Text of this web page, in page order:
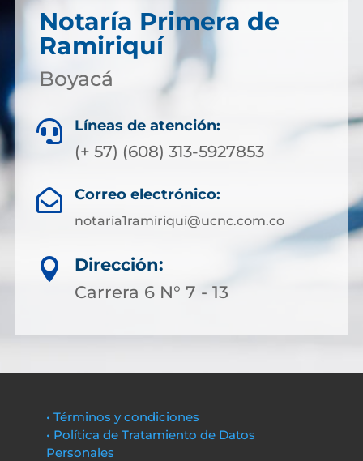
Notaría Primera de
Ramiriquí
Boyacá
 Líneas de atención:
(+ 57) (608) 313-5927853
 Correo electrónico:
notaria1ramiriqui@ucnc.com.co

Dirección:
Carrera 6 N° 7 - 13
• Términos y condiciones
• Política de Tratamiento de Datos
Personales